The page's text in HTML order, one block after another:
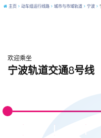
主页 动车组运行线路 城市与市域轨道 宁波
欢迎乘坐
宁波轨道交通8号线